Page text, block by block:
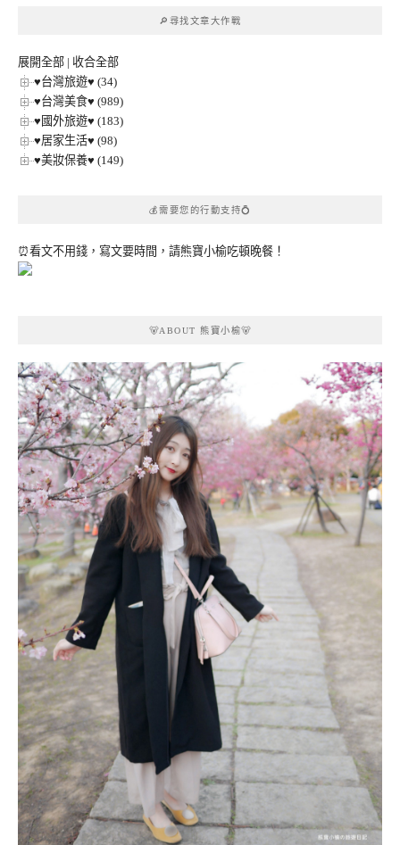
🔎尋找文章大作戰
展開全部 | 收合全部
♥台灣旅遊♥ (34)
♥台灣美食♥ (989)
♥國外旅遊♥ (183)
♥居家生活♥ (98)
♥美妝保養♥ (149)
💰需要您的行動支持💍
⏰看文不用錢，寫文要時間，請熊寶小榆吃頓晚餐！
🐻ABOUT 熊寶小榆🐻